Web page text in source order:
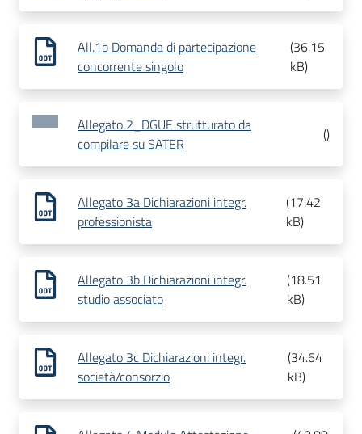
All.1b Domanda di partecipazione
concorrente singolo
(36.15
kB)
Allegato 2_DGUE strutturato da
compilare su SATER
()
Allegato 3a Dichiarazioni integr.
professionista
(17.42
kB)
Allegato 3b Dichiarazioni integr.
studio associato
(18.51
kB)
Allegato 3c Dichiarazioni integr.
società/consorzio
(34.64
kB)